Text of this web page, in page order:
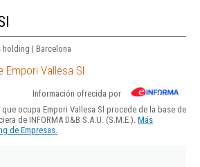
| Barcelona
Empori Vallesa Sl
Información ofrecida por
ocupa Empori Vallesa Sl procede de la base de
de INFORMA D&B S.A.U. (S.M.E.). Más
de Empresas.